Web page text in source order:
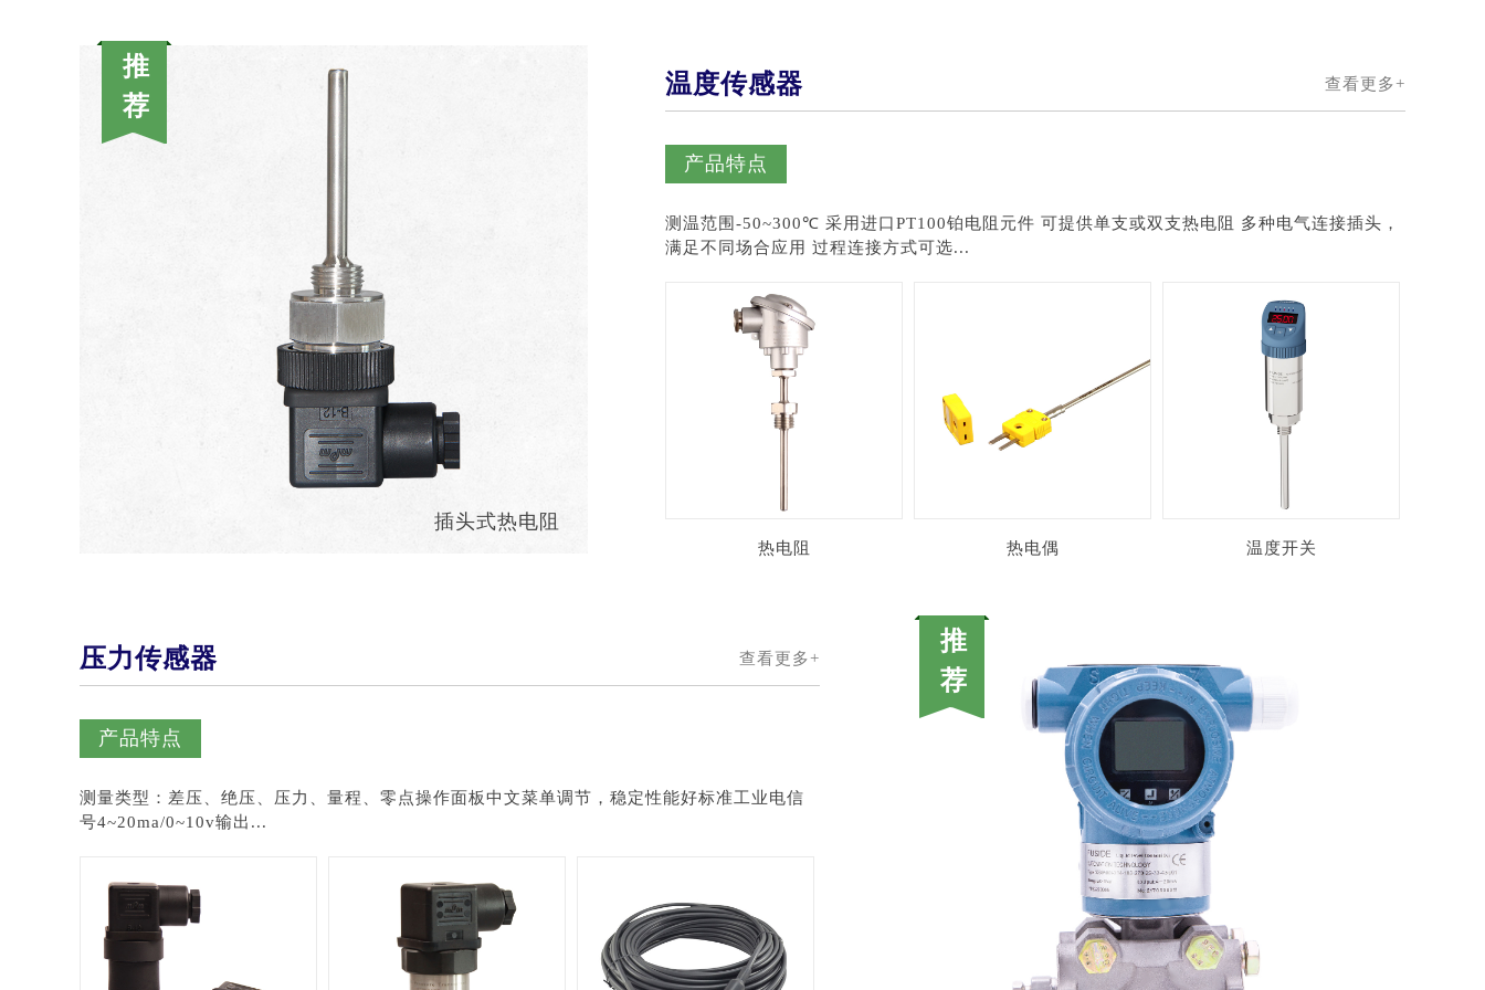
插头式热电阻
温度传感器 查看更多+
产品特点
测温范围-50~300℃ 采用进口PT100铂电阻元件 可提供单支或双支热电阻 多种电气连接插头，
满足不同场合应用 过程连接方式可选...
热电阻 热电偶 温度开关
压力传感器 查看更多+
产品特点
测量类型：差压、绝压、压力、量程、零点操作面板中文菜单调节，稳定性能好标准工业电信
号4~20ma/0~10v输出...